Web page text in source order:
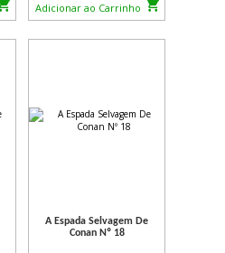
Adicionar ao Carrinho
A Espada Selvagem De
Conan Nº 18